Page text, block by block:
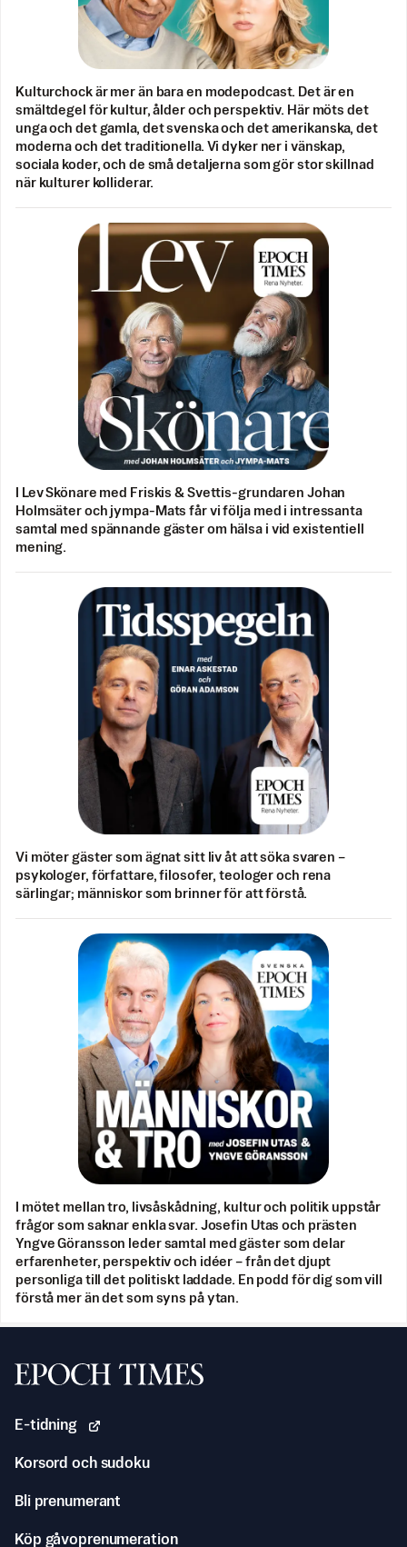
Kulturchock är mer än bara en modepodcast. Det är en
smältdegel för kultur, ålder och perspektiv. Här möts det
unga och det gamla, det svenska och det amerikanska, det
moderna och det traditionella. Vi dyker ner i vänskap,
sociala koder, och de små detaljerna som gör stor skillnad
när kulturer kolliderar.
I Lev Skönare med Friskis & Svettis-grundaren Johan
Holmsäter och jympa-Mats får vi följa med i intressanta
samtal med spännande gäster om hälsa i vid existentiell
mening.
Vi möter gäster som ägnat sitt liv åt att söka svaren –
psykologer, författare, filosofer, teologer och rena
särlingar; människor som brinner för att förstå.
I mötet mellan tro, livsåskådning, kultur och politik uppstår
frågor som saknar enkla svar. Josefin Utas och prästen
Yngve Göransson leder samtal med gäster som delar
erfarenheter, perspektiv och idéer – från det djupt
personliga till det politiskt laddade. En podd för dig som vill
förstå mer än det som syns på ytan.
Svenska Epoch Times
E-tidning
Korsord och sudoku
Bli prenumerant
Köp gåvoprenumeration